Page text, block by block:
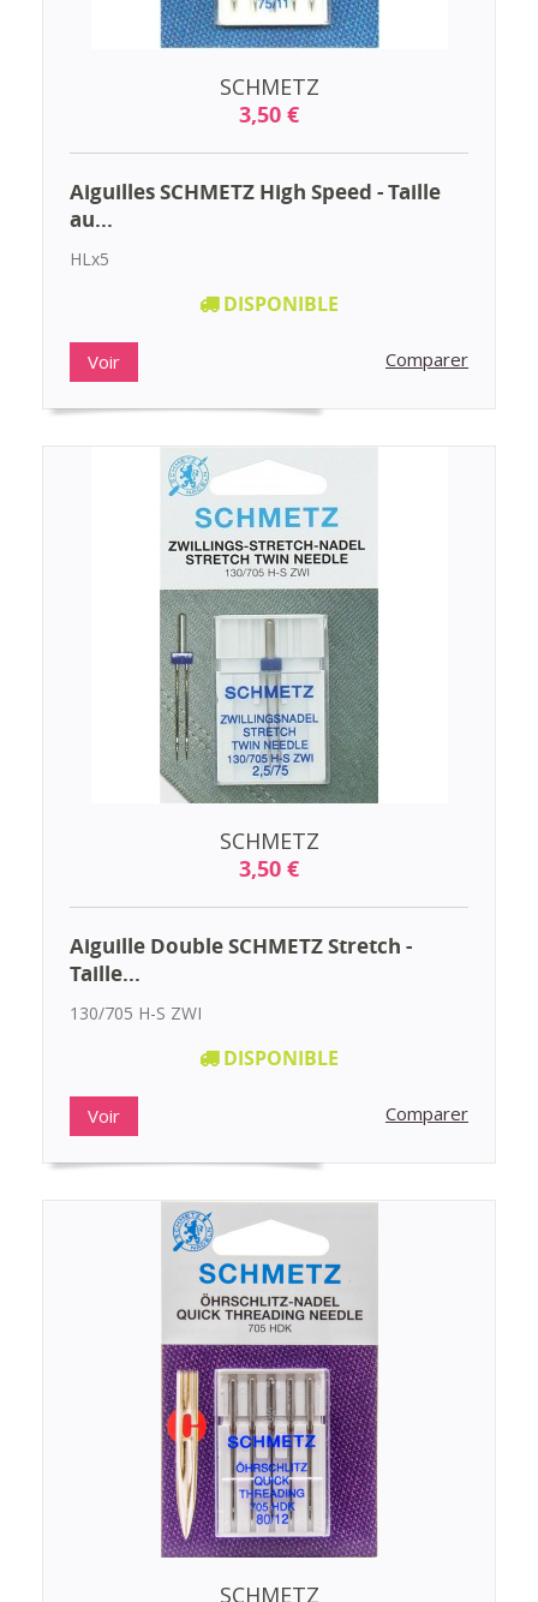
SCHMETZ
3,50 €
Aiguilles SCHMETZ High Speed - Taille
au...
HLx5
DISPONIBLE
Voir Comparer
SCHMETZ
3,50 €
Aiguille Double SCHMETZ Stretch -
Taille...
130/705 H-S ZWI
DISPONIBLE
Voir Comparer
SCHMETZ